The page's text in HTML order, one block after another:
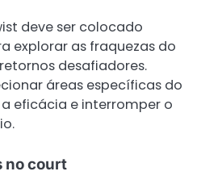
deve ser colocado
explorar as fraquezas do
desafiadores.
áreas específicas do
eficácia e interromper o
no court